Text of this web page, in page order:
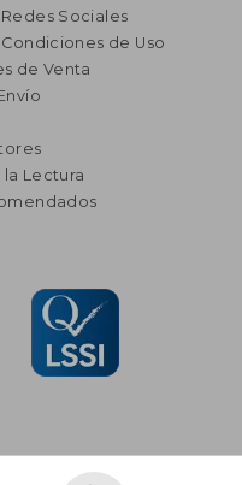
Sociales
de Uso
de Venta
Lectura